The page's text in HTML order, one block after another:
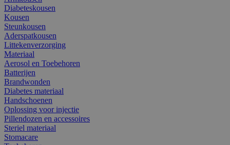
Diabeteskousen
Kousen
Steunkousen
Aderspatkousen
Littekenverzorging
Materiaal
Aerosol en Toebehoren
Batterijen
Brandwonden
Diabetes materiaal
Handschoenen
Oplossing voor injectie
Pillendozen en accessoires
Steriel materiaal
Stomacare